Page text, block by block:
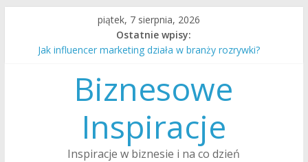
content
piątek, 7 sierpnia, 2026
Ostatnie wpisy:
Jak influencer marketing działa w branży rozrywki?
Jak przygotować dom na przyjście nowego dziecka?
Jak wygląda procedura adopcji dziecka w Polsce?
Biznesowe
Inspiracje
Inspiracje w biznesie i na co dzień